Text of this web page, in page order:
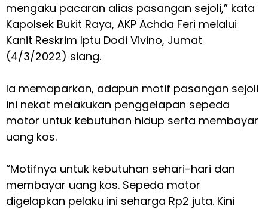
mengaku pacaran alias pasangan sejoli,” kata
Kapolsek Bukit Raya, AKP Achda Feri melalui
Kanit Reskrim Iptu Dodi Vivino, Jumat
(4/3/2022) siang.
Ia memaparkan, adapun motif pasangan sejoli
ini nekat melakukan penggelapan sepeda
motor untuk kebutuhan hidup serta membayar
uang kos.
“Motifnya untuk kebutuhan sehari-hari dan
membayar uang kos. Sepeda motor
digelapkan pelaku ini seharga Rp2 juta. Kini